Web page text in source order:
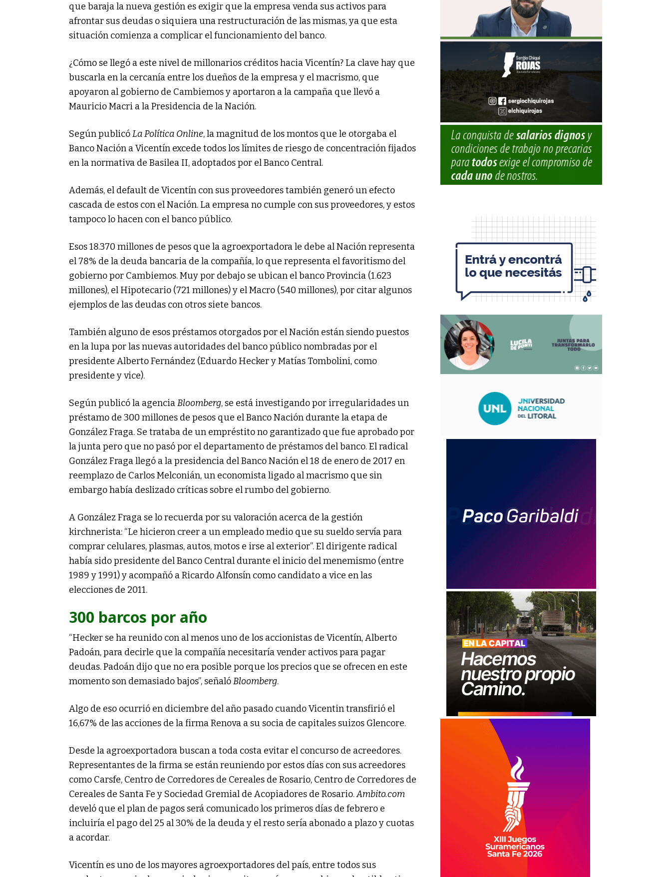
que baraja la nueva gestión es exigir que la empresa venda sus activos para
afrontar sus deudas o siquiera una restructuración de las mismas, ya que esta
situación comienza a complicar el funcionamiento del banco.
¿Cómo se llegó a este nivel de millonarios créditos hacia Vicentín? La clave hay que
buscarla en la cercanía entre los dueños de la empresa y el macrismo, que
apoyaron al gobierno de Cambiemos y aportaron a la campaña que llevó a
Mauricio Macri a la Presidencia de la Nación.
Según publicóLa Política Online, la magnitud de los montos que le otorgaba el
Banco Nación a Vicentín excede todos los límites de riesgo de concentración fijados
en la normativa de Basilea II, adoptados por el Banco Central.
Además, el default de Vicentín con sus proveedores también generó un efecto
cascada de estos con el Nación. La empresa no cumple con sus proveedores, y estos
tampoco lo hacen con el banco público.
Esos 18.370 millones de pesos que la agroexportadora le debe al Nación representa
el 78% de la deuda bancaria de la compañía, lo que representa el favoritismo del
gobierno por Cambiemos. Muy por debajo se ubican el banco Provincia (1.623
millones), el Hipotecario (721 millones) y el Macro (540 millones), por citar algunos
ejemplos de las deudas con otros siete bancos.
También alguno de esos préstamos otorgados por el Nación están siendo puestos
en la lupa por las nuevas autoridades del banco público nombradas por el
presidente Alberto Fernández (Eduardo Hecker y Matías Tombolini, como
presidente y vice).
Según publicó la agenciaBloomberg, se está investigando por irregularidades un
préstamo de 300 millones de pesos que el Banco Nación durante la etapa de
González Fraga. Se trataba de un empréstito no garantizado que fue aprobado por
la junta pero que no pasó por el departamento de préstamos del banco. El radical
González Fraga llegó a la presidencia del Banco Nación el 18 de enero de 2017 en
reemplazo de Carlos Melconián, un economista ligado al macrismo que sin
embargo había deslizado críticas sobre el rumbo del gobierno.
A González Fraga se lo recuerda por su valoración acerca de la gestión
kirchnerista: “Le hicieron creer a un empleado medio que su sueldo servía para
comprar celulares, plasmas, autos, motos e irse al exterior”. El dirigente radical
había sido presidente del Banco Central durante el inicio del menemismo (entre
1989 y 1991) y acompañó a Ricardo Alfonsín como candidato a vice en las
elecciones de 2011.
300 barcos por año
“Hecker se ha reunido con al menos uno de los accionistas de Vicentín, Alberto
Padoán, para decirle que la compañía necesitaría vender activos para pagar
deudas. Padoán dijo que no era posible porque los precios que se ofrecen en este
momento son demasiado bajos”, señalóBloomberg.
Algo de eso ocurrió en diciembre del año pasado cuando Vicentin transfirió el
16,67% de las acciones de la firma Renova a su socia de capitales suizos Glencore.
Desde la agroexportadora buscan a toda costa evitar el concurso de acreedores.
Representantes de la firma se están reuniendo por estos días con sus acreedores
como Carsfe, Centro de Corredores de Cereales de Rosario, Centro de Corredores de
Cereales de Santa Fe y Sociedad Gremial de Acopiadores de Rosario.Ambito.com
develó que el plan de pagos será comunicado los primeros días de febrero e
incluiría el pago del 25 al 30% de la deuda y el resto sería abonado a plazo y cuotas
a acordar.
Vicentín es uno de los mayores agroexportadores del país, entre todos sus